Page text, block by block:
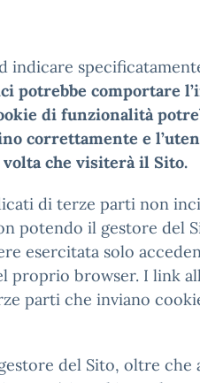
indicare
potrebbe comportare
di funzionalità
correttamente e
che visiterà il Sito.
di terze parti non
potendo il gestore del
esercitata solo
proprio browser. I link
parti che inviano
del Sito, oltre che